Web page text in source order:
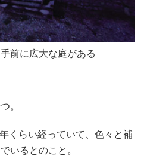
前に広大な庭がある
。
くらい経っていて、色々と補
いるとのこと。